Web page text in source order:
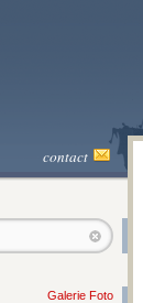
contact
Galerie Foto